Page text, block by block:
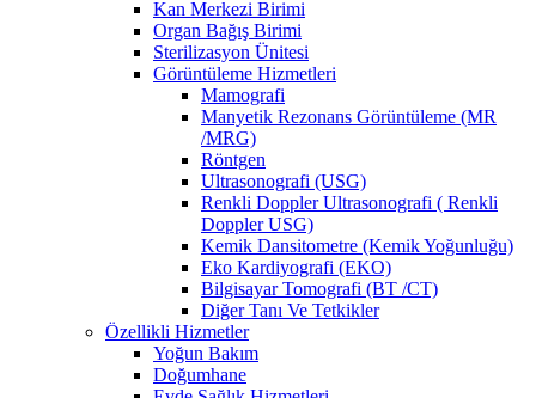
Kan Merkezi Birimi
Organ Bağış Birimi
Sterilizasyon Ünitesi
Görüntüleme Hizmetleri
Mamografi
Manyetik Rezonans Görüntüleme (MR
/MRG)
Röntgen
Ultrasonografi (USG)
Renkli Doppler Ultrasonografi ( Renkli
Doppler USG)
Kemik Dansitometre (Kemik Yoğunluğu)
Eko Kardiyografi (EKO)
Bilgisayar Tomografi (BT /CT)
Diğer Tanı Ve Tetkikler
Özellikli Hizmetler
Yoğun Bakım
Doğumhane